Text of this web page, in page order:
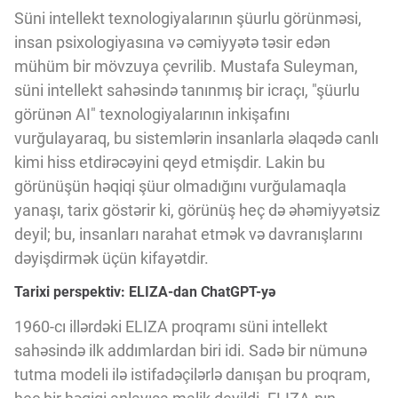
İSTIFADƏ ŞƏRTLƏRİ
MƏXFİLİK SİYASƏTİ
Haqqımızda
Vizyoner Baxışı
Innovasiya Bələdçisi
Gələcəyin Təhlili
Süni intellekt texnologiyalarının şüurlu görünməsi,
insan psixologiyasına və cəmiyyətə təsir edən
mühüm bir mövzuya çevrilib. Mustafa Suleyman,
süni intellekt sahəsində tanınmış bir icraçı, "şüurlu
görünən AI" texnologiyalarının inkişafını
vurğulayaraq, bu sistemlərin insanlarla əlaqədə canlı
kimi hiss etdirəcəyini qeyd etmişdir. Lakin bu
görünüşün həqiqi şüur olmadığını vurğulamaqla
yanaşı, tarix göstərir ki, görünüş heç də əhəmiyyətsiz
deyil; bu, insanları narahat etmək və davranışlarını
dəyişdirmək üçün kifayətdir.
Tarixi perspektiv: ELIZA-dan ChatGPT-yə
1960-cı illərdəki ELIZA proqramı süni intellekt
sahəsində ilk addımlardan biri idi. Sadə bir nümunə
tutma modeli ilə istifadəçilərlə danışan bu proqram,